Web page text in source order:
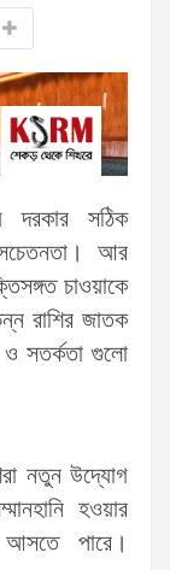
সঠিক
আর
চাওয়াকে
রাশির জাতক
ও সতর্কতা গুলো
নতুন উদ্যোগ
হওয়ার
পারে।